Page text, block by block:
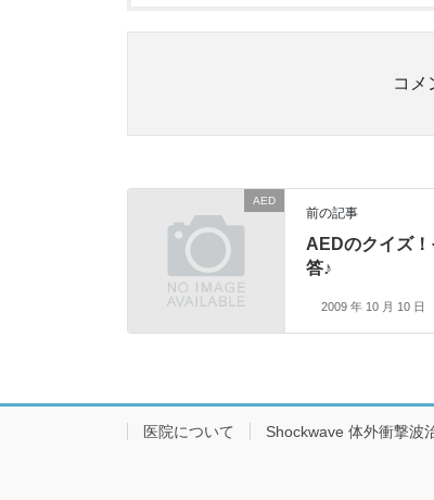
コメ
AED
前の記事
AEDのクイズ
答♪
2009 年 10 月 10 日
医院について Shockwave 体外衝撃波